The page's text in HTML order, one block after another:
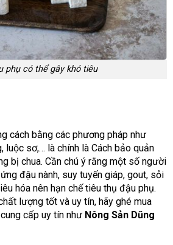
phụ có thể gây khó tiêu
cách bằng các phương pháp như
luộc sơ,… là chính là Cách bảo quản
bị chua. Cần chú ý rằng một số người
đậu nành, suy tuyến giáp, gout, sỏi
hóa nên hạn chế tiêu thụ đậu phụ.
lượng tốt và uy tín, hãy ghé mua
cấp uy tín như Nông Sản Dũng